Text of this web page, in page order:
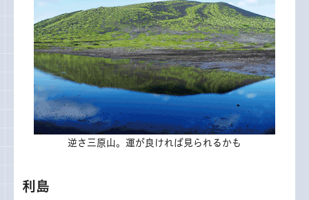
逆さ三原山。運が良ければ見られるかも
利島